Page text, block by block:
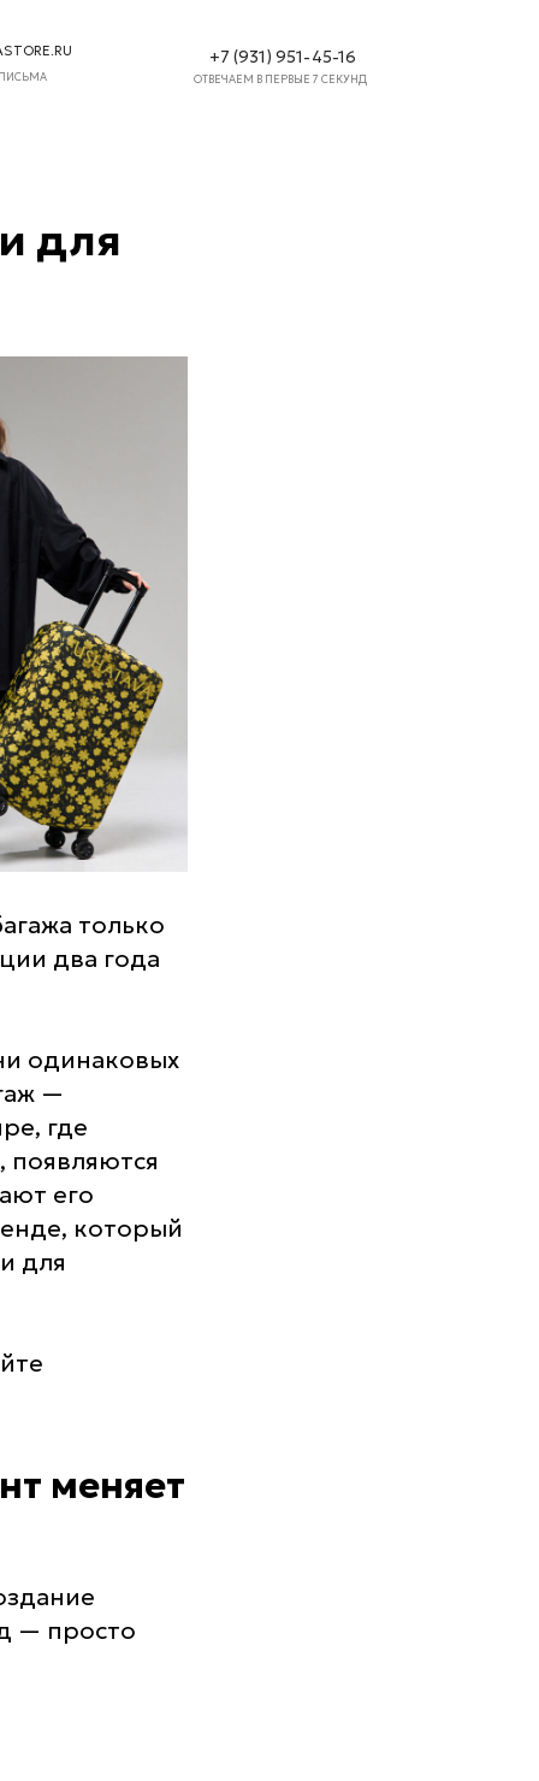
для
только
два года
одинаковых
—
где
появляются
его
который
для
меняет
— просто